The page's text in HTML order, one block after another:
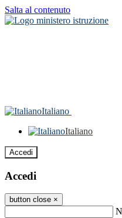
Salta al contenuto
Italiano
Italiano
Accedi
Accedi
button close ×